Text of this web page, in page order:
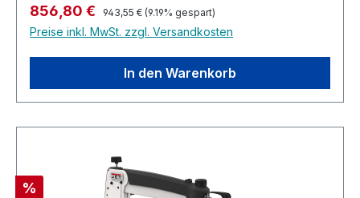
perfekte Sägeblattparallelität Variabel
einstellbare Sägeblattgeschwindigkeit im Bereich
von 400-1400 Schnitten / Minute Verwendung
von Sägeblättern mit oder ohne Stift Maximale
Schnitttiefe 60 mm, grösser als bei den meisten
Graugusskonstruktion zur Minimierung von
Augenschutz, Staub-Abblassystem und
Werkstückniederhalter für eine sichere
Verkaufspreis:
856,80 € Regulärer Preis:
943,55 € (9.19% gespart)
Preise inkl. MwSt. zzgl. Versandkosten
In den Warenkorb
Rabatt
%